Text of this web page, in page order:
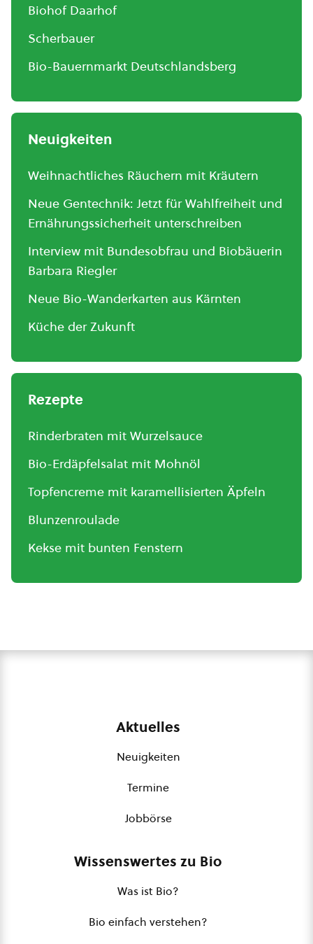
Biohof Daarhof
Scherbauer
Bio-Bauernmarkt Deutschlandsberg
Neuigkeiten
Weihnachtliches Räuchern mit Kräutern
Neue Gentechnik: Jetzt für Wahlfreiheit und
Ernährungssicherheit unterschreiben
Interview mit Bundesobfrau und Biobäuerin
Barbara Riegler
Neue Bio-Wanderkarten aus Kärnten
Küche der Zukunft
Rezepte
Rinderbraten mit Wurzelsauce
Bio-Erdäpfelsalat mit Mohnöl
Topfencreme mit karamellisierten Äpfeln
Blunzenroulade
Kekse mit bunten Fenstern
Aktuelles
Neuigkeiten
Termine
Jobbörse
Wissenswertes zu Bio
Was ist Bio?
Bio einfach verstehen?